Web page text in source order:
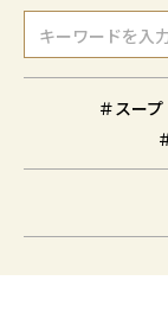
＃スープ